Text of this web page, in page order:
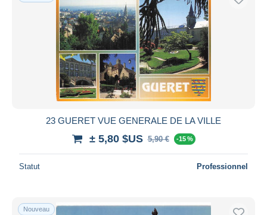
23 GUERET VUE GENERALE DE LA VILLE
± 5,80 $US 5,90 € -15 %
Statut Professionnel
Nouveau